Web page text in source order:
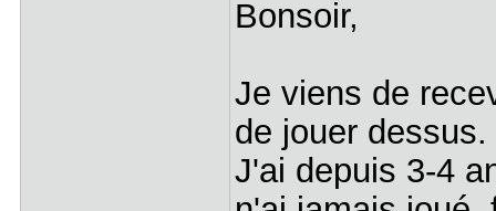
Bonsoir,
Je viens de
de jouer dessus.
J'ai depuis 3-4